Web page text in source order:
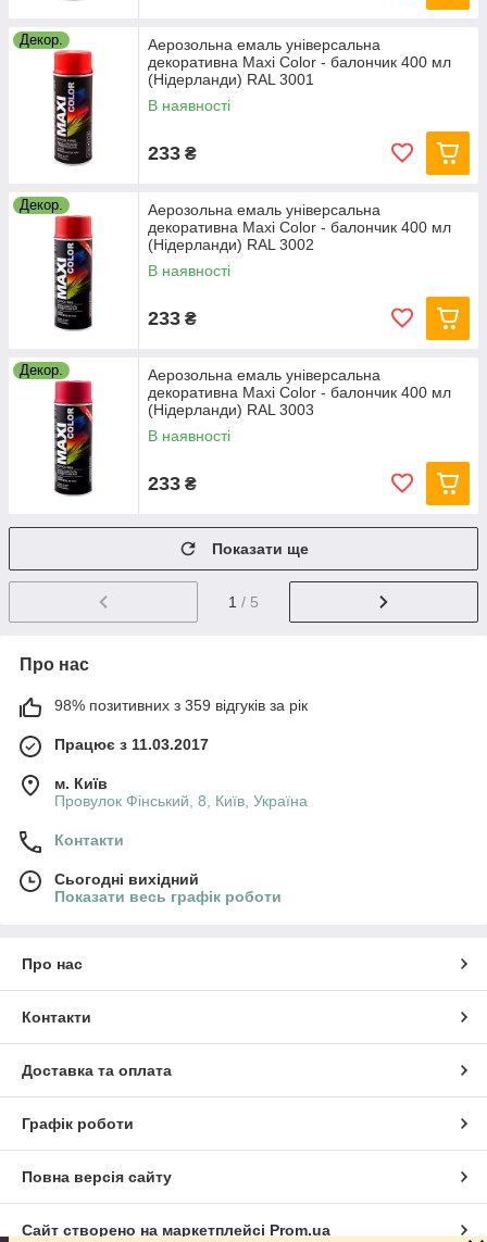
Декор.
Аерозольна емаль універсальна
декоративна Maxi Color - балончик 400 мл
(Нідерланди) RAL 3001
В наявності
233 ₴
Декор.
Аерозольна емаль універсальна
декоративна Maxi Color - балончик 400 мл
(Нідерланди) RAL 3002
В наявності
233 ₴
Декор.
Аерозольна емаль універсальна
декоративна Maxi Color - балончик 400 мл
(Нідерланди) RAL 3003
В наявності
233 ₴
Показати ще
1 / 5
Про нас
98% позитивних з 359 відгуків за рік
Працює з 11.03.2017
м. Київ
Провулок Фінський, 8, Київ, Україна
Контакти
Сьогодні вихідний
Показати весь графік роботи
Про нас
Контакти
Доставка та оплата
Графік роботи
Повна версія сайту
Сайт створено на маркетплейсі Prom.ua